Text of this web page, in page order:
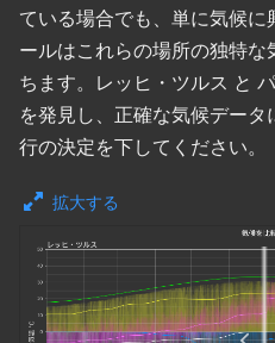
ている場合でも、単に気候
ールはこれらの場所の独特
ちます。レッヒ・ツルス と
を発見し、正確な気候デー
行の決定を下してください。
拡大する